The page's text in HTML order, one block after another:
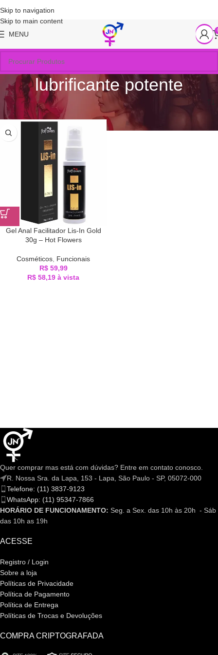
Skip to navigation
Skip to main content
MENU
lubrificante potente
Início Produtos marcados com a tag “lubrificante potente”
Gel Anal Facilitador Lis-In Gold
30g – Hot Flowers
Cosméticos Funcionais
R$59,99
R$ 58,19 à vista
Quer comprar mas está com dúvidas? Entre em contato conosco.
R. Nossa Sra. da Lapa, 153 - Lapa, São Paulo - SP, 05072-000
Telefone: (11) 3837-9123
WhatsApp: (11) 95347-7866
HORÁRIO DE FUNCIONAMENTO: Seg. a Sex. das 10h às 20h - Sáb
das 10h as 19h
ACESSE
Registro / Login
Sobre a loja
Políticas de Privacidade
Política de Pagamento
Política de Entrega
Políticas de Trocas e Devoluções
COMPRA CRIPTOGRAFADA